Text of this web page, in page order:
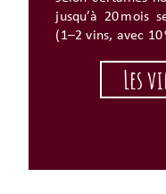
jusqu’à 20 mois
(1–2 vins, avec 10
Les